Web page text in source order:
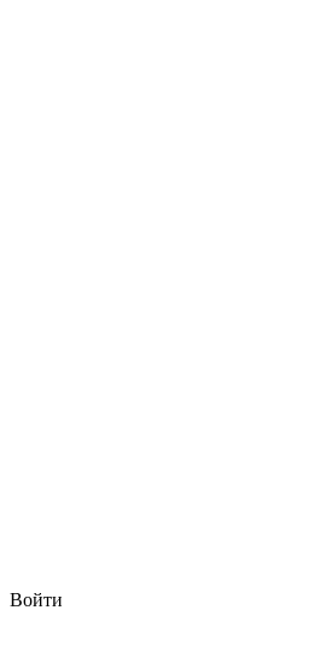
Войти